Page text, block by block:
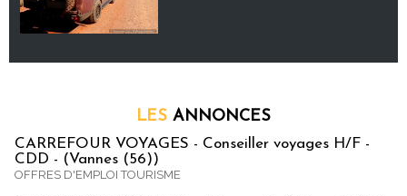
LES ANNONCES
CARREFOUR VOYAGES - Conseiller voyages H/F -
CDD - (Vannes (56))
OFFRES D'EMPLOI TOURISME